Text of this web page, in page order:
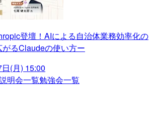
登壇！AIによる自治体業務効率化の
るClaudeの使い方ー
(月) 15:00
明会一覧勉強会一覧